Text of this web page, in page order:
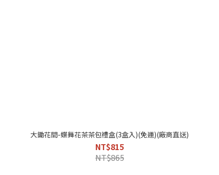
大鋤花間-蝶舞花茶茶包禮盒(3盒入)(免運)(廠商直送)
NT$815
NT$865